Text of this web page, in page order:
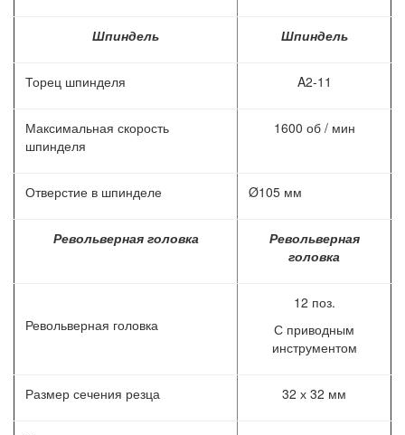
Шпиндель Шпиндель
Торец шпинделя A2-11
Максимальная скорость
шпинделя
1600 об / мин
Отверстие в шпинделе Ø105 мм
Револьверная головка
Револьверная
головка
Револьверная головка
12 поз.
С приводным
инструментом
Размер сечения резца 32 х 32 мм